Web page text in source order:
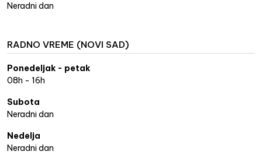
Neradni dan
RADNO VREME (NOVI SAD)
Ponedeljak - petak
08h - 16h
Subota
Neradni dan
Nedelja
Neradni dan